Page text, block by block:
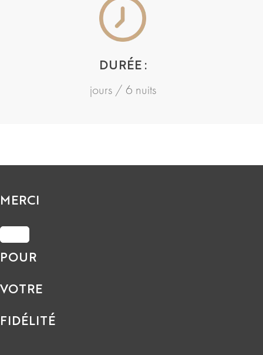
DURÉE :
jours / 6 nuits
MERCI
POUR
VOTRE
FIDÉLITÉ